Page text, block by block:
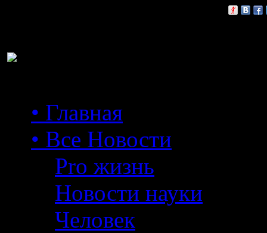
• Главная
• Все Новости
Pro жизнь
Новости науки
Человек